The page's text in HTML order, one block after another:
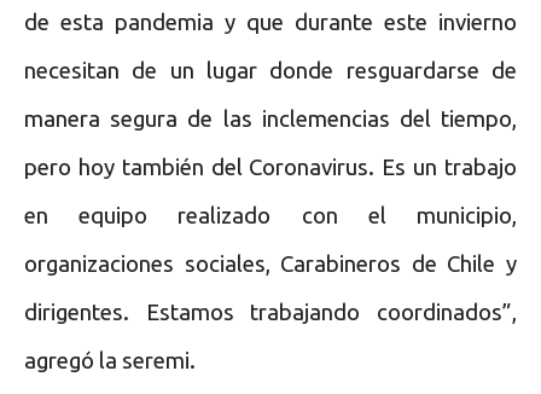
de esta pandemia y que durante este invierno
necesitan de un lugar donde resguardarse de
manera segura de las inclemencias del tiempo,
pero hoy también del Coronavirus. Es un trabajo
en equipo realizado con el municipio,
organizaciones sociales, Carabineros de Chile y
dirigentes. Estamos trabajando coordinados”,
agregó la seremi.